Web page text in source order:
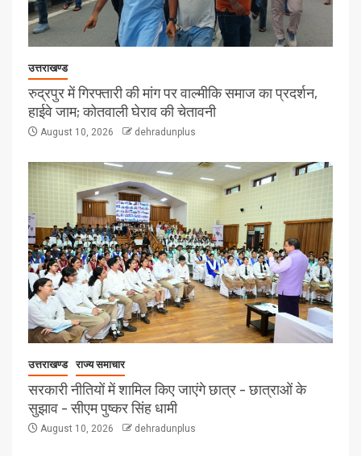
उत्तराखण्ड
रुद्रपुर में गिरफ्तारी की मांग पर वाल्मीकि समाज का प्रदर्शन,
हाईवे जाम; कोतवाली घेराव की चेतावनी
August 10, 2026 dehradunplus
उत्तराखण्ड राज्य समाचार
सरकारी नीतियों में शामिल किए जाएंगे छात्र – छात्राओं के
सुझाव – सीएम पुष्कर सिंह धामी
August 10, 2026 dehradunplus